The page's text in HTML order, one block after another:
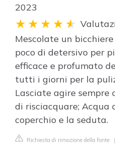
2023
Mescolate un
poco di detersivo per
efficace e profumato
tutti i giorni per la
Lasciate agire
di risciacquare; Acqua
coperchio e la seduta.
Richiesta di rimozione della fonte